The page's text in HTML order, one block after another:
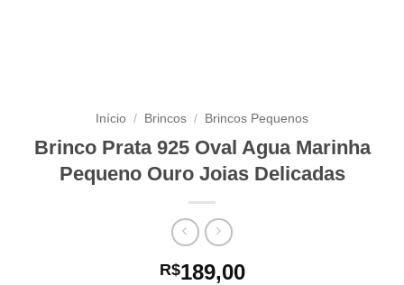
Início / Brincos / Brincos Pequenos
Brinco Prata 925 Oval Agua Marinha
Pequeno Ouro Joias Delicadas
R$189,00